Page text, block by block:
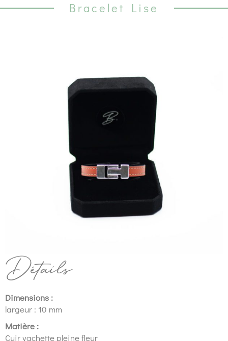
Bracelet Lise
Détails
Dimensions :
largeur : 10 mm
Matière :
Cuir vachette pleine fleur